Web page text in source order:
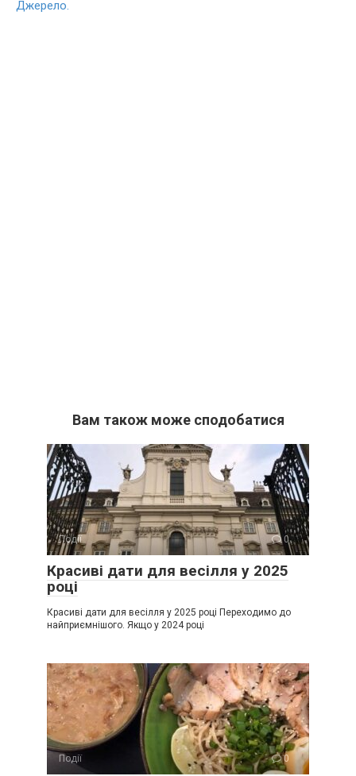
Джерело.
Вам також може сподобатися
Події 0
Красиві дати для весілля у 2025
році
Красиві дати для весілля у 2025 році Переходимо до
найприємнішого. Якщо у 2024 році
Події 0